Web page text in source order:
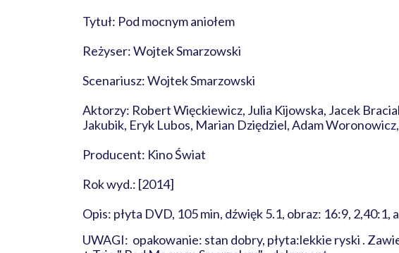
Tytuł: Pod mocnym aniołem
Reżyser: Wojtek Smarzowski
Scenariusz: Wojtek Smarzowski
Aktorzy: Robert Więckiewicz, Julia Kijowska, Jacek
Jakubik, Eryk Lubos, Marian Dziędziel, Adam
Producent: Kino Świat
Rok wyd.: [2014]
Opis: płyta DVD, 105 min, dźwięk 5.1, obraz: 16:9,
UWAGI: opakowanie: stan dobry, płyta:lekkie ryski .